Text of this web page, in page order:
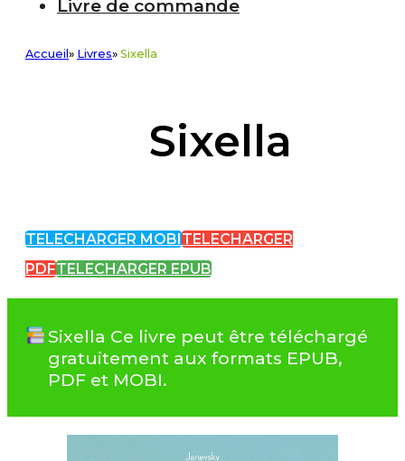
Livre de commande
Accueil » Livres» Sixella
Sixella
TELECHARGER MOBI TELECHARGER
PDFTELECHARGER EPUB
Sixella Ce livre peut être téléchargé
gratuitement aux formats EPUB,
PDF et MOBI.